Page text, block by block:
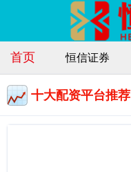
首页 恒信证券
十大配资平台推荐